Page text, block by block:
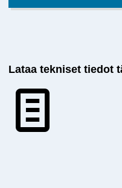
Lataa tekniset tiedot